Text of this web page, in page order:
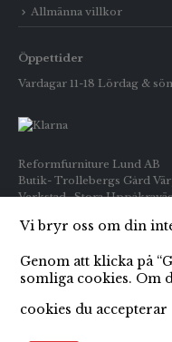
Allmänna villkor
Öppettider
Vardagar 11-18 Lördag &
Reformfurniture Lund AB
Butik- Trollebergs Gård
Verkstad- Stora
Telefon: Butiken 0709-
Inköp : 0722-659133
E-post:
Vi bryr oss om din
Genom att klicka på
somliga cookies. Om
cookies du accepterar